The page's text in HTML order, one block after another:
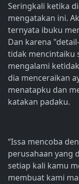
Seringkali ketika
mengatakan ini.
ternyata ibuku
Dan karena
tidak mencintaiku
mengalami
dia menceraikan
menatapku dan
katakan padaku.
“Issa mencoba
perusahaan yang
setiap kali kamu
membuat kami